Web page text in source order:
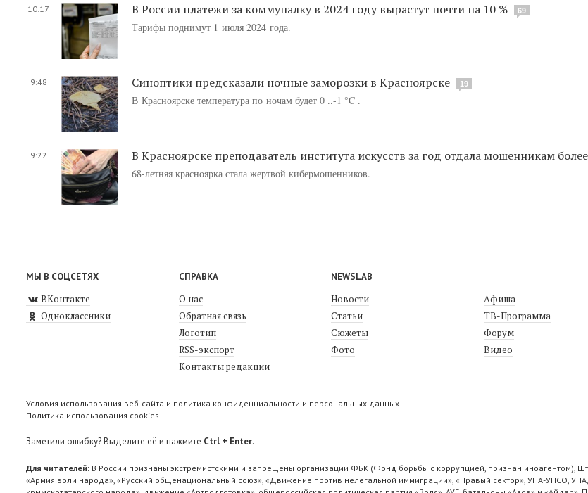
10:17 В России платежи за коммуналку в 2024 году вырастут почти на 10 % 69
Тарифы поднимут 1 июля 2024 года.
9:48 Синоптики предсказали ночные заморозки в Красноярске 19
В Красноярске температура по ночам будет 0 ..-1 °C .
9:22 В Красноярске преподаватель института искусств за год отдала мошенникам
68-летняя красноярка стала жертвой кибермошенников.
МЫ В СОЦСЕТЯХ
ВКонтакте
Одноклассники
СПРАВКА
О нас
Обратная связь
Логотип
RSS-экспорт
Контакты редакции
NEWSLAB
Новости
Статьи
Сюжеты
Фото
Афиша
ТВ-Программа
Форум
Видео
Условия использования веб-сайта и политика конфиденциальности и персональных данных
Политика использования cookies
Заметили ошибку? Выделите её и нажмите Ctrl + Enter.
Для читателей: В России признаны экстремистскими и запрещены организации ФБК (Фонд борьбы с коррупцией, признан иноагентом),
«Армия воли народа», «Русский общенациональный союз», «Движение против нелегальной иммиграции», «Правый сектор», УНА-УНСО,